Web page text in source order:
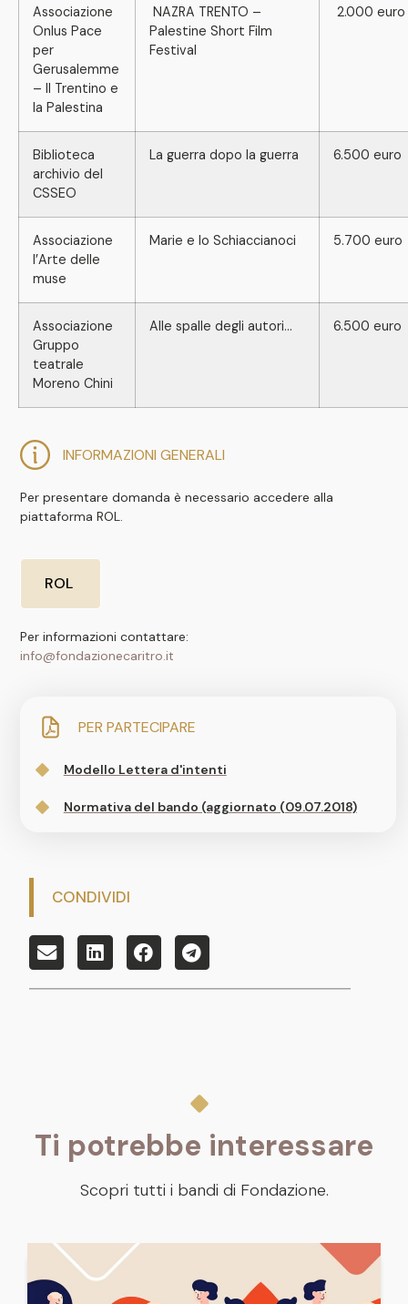
INFORMAZIONI GENERALI
Per presentare domanda è necessario accedere alla
piattaforma ROL.
ROL
Per informazioni contattare:
info@fondazionecaritro.it
PER PARTECIPARE
Modello Lettera d'intenti
Normativa del bando (aggiornato (09.07.2018)
CONDIVIDI
Associazione
Onlus Pace
per
Gerusalemme
– Il Trentino e
la Palestina
NAZRA TRENTO –
Palestine Short Film
Festival
2.000 euro
Biblioteca
archivio del
CSSEO
La guerra dopo la guerra 6.500 euro
Associazione
l’Arte delle
muse
Marie e lo Schiaccianoci 5.700 euro
Associazione
Gruppo
teatrale
Moreno Chini
Alle spalle degli autori… 6.500 euro
Ti potrebbe interessare
Scopri tutti i bandi di Fondazione.